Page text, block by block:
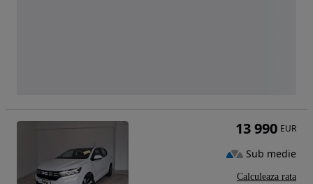
13 990 EUR
Sub medie
Calculeaza rata